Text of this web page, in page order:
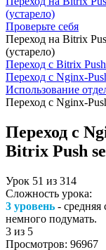
(устарело)
Проверьте себя
Переход на Bitrix
(устарело)
Переход с Bitrix
Переход с Nginx-
Использование
Переход с Nginx-
Переход с
Bitrix Push
Урок 51 из 314
Сложность урока:
3 уровень -
немного подумать.
3 из 5
Просмотров: 96967